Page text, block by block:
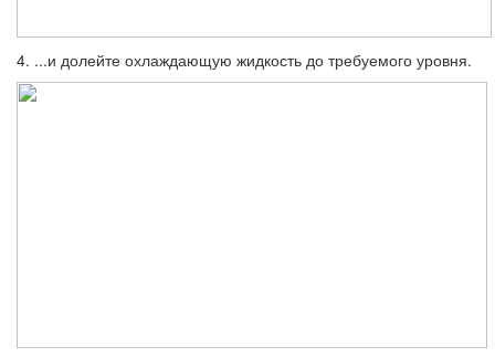
4. ...и долейте охлаждающую жидкость до требуемого уровня.